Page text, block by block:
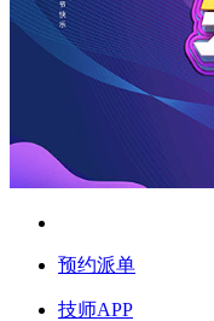
预约派单
技师APP